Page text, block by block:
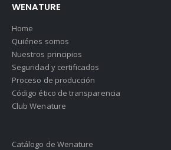
WENATURE
Home
Quiénes somos
Nuestros principios
Seguridad y certificados
Proceso de producción
Código ético de transparencia
Club Wenature
Catálogo de Wenature